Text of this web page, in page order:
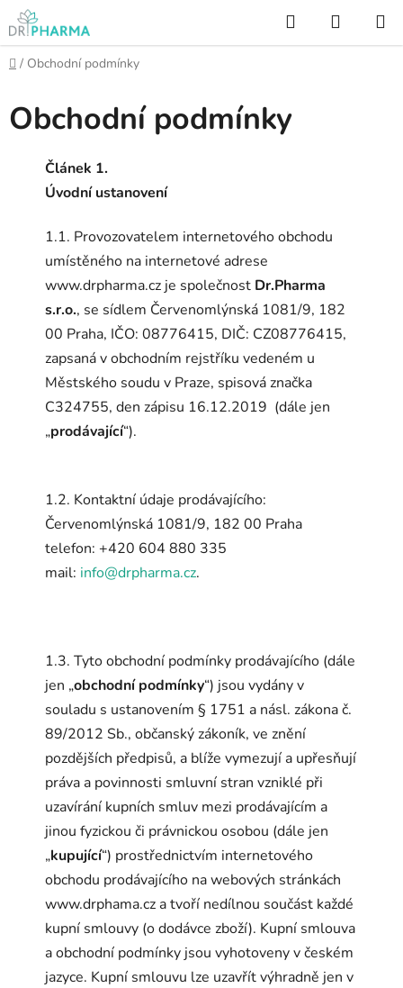
Přejít
na
obsah
Hledat
KOŠÍK
Domů
/ Obchodní podmínky
Obchodní podmínky
Článek 1.
Úvodní ustanovení
1.1. Provozovatelem internetového obchodu
umístěného na internetové adrese
www.drpharma.cz je společnost Dr.Pharma
s.r.o., se sídlem Červenomlýnská 1081/9, 182
00 Praha, IČO: 08776415, DIČ: CZ08776415,
zapsaná v obchodním rejstříku vedeném u
Městského soudu v Praze, spisová značka
C324755, den zápisu 16.12.2019 (dále jen
„prodávající“).
1.2. Kontaktní údaje prodávajícího:
Červenomlýnská 1081/9, 182 00 Praha
telefon: +420 604 880 335
mail: info@drpharma.cz.
1.3. Tyto obchodní podmínky prodávajícího (dále
jen „obchodní podmínky“) jsou vydány v
souladu s ustanovením § 1751 a násl. zákona č.
89/2012 Sb., občanský zákoník, ve znění
pozdějších předpisů, a blíže vymezují a upřesňují
práva a povinnosti smluvní stran vzniklé při
uzavírání kupních smluv mezi prodávajícím a
jinou fyzickou či právnickou osobou (dále jen
„kupující“) prostřednictvím internetového
obchodu prodávajícího na webových stránkách
www.drphama.cz a tvoří nedílnou součást každé
kupní smlouvy (o dodávce zboží). Kupní smlouva
a obchodní podmínky jsou vyhotoveny v českém
jazyce. Kupní smlouvu lze uzavřít výhradně jen v